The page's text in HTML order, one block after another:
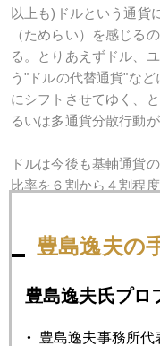
以上も)ドルという通貨
（ためらい）を感じる
る。とりあえずドル、
う"ドルの代替通貨"な
にシフトさせてゆく、
るいは多通貨分散行動
ドルは今後も基軸通貨
比率を６割から４割程
今日は丸の内で日経プ
豊島逸夫の
豊島逸夫氏プロ
豊島逸夫事務所代